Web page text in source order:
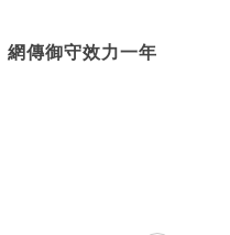
傳御守效力一年